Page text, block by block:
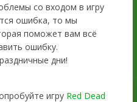
со входом в игру
ошибка, то мы
поможет вам всё
ошибку.
дни!
игру Red Dead